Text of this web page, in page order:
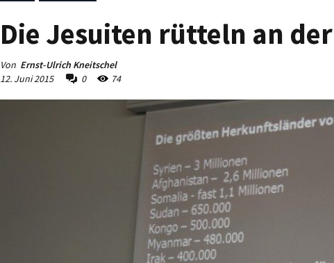
Die Jesuiten rütteln an
Von Ernst-Ulrich Kneitschel
12. Juni 2015
0 74